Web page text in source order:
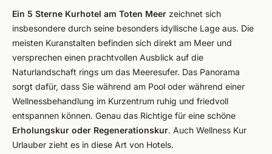
Ein 5 Sterne Kurhotel am Toten Meer zeichnet sich
insbesondere durch seine besonders idyllische Lage aus. Die
meisten Kuranstalten befinden sich direkt am Meer und
versprechen einen prachtvollen Ausblick auf die
Naturlandschaft rings um das Meeresufer. Das Panorama
sorgt dafür, dass Sie während am Pool oder während einer
Wellnessbehandlung im Kurzentrum ruhig und friedvoll
entspannen können. Genau das Richtige für eine schöne
Erholungskur oder Regenerationskur. Auch Wellness Kur
Urlauber zieht es in diese Art von Hotels.